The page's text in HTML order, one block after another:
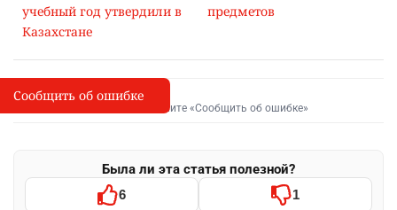
учебный год утвердили в
Казахстане
предметов
I
Сообщить об опечатке
Выделите фрагмент и нажмите «Сообщить об ошибке»
Была ли эта статья полезной?
6 1
Сообщить об ошибке